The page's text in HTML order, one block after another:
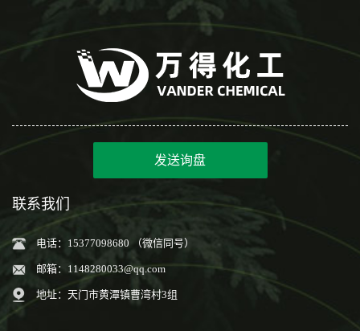
发送询盘
联系我们
电话：15377098680 （微信同号）
邮箱： 1148280033@qq.com
地址：天门市黄潭镇曹湾村3组